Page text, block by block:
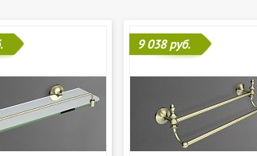
9 038 руб.